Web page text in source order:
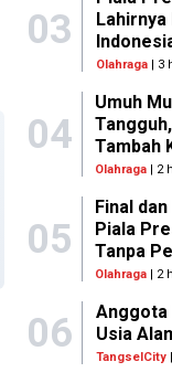
03
Olahraga| 3
04
Umuh
Tambah
Olahraga | 2
05
Final
Piala
Tanpa
Olahraga | 2
06
Anggota
Usia
TangselCity|